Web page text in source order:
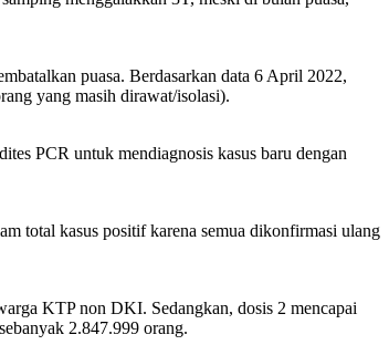
puasa. Berdasarkan data 6 April 2022,
yang masih dirawat/isolasi).
PCR untuk mendiagnosis kasus baru dengan
total kasus positif karena semua dikonfirmasi ulang
KTP non DKI. Sedangkan, dosis 2 mencapai
2.847.999 orang.